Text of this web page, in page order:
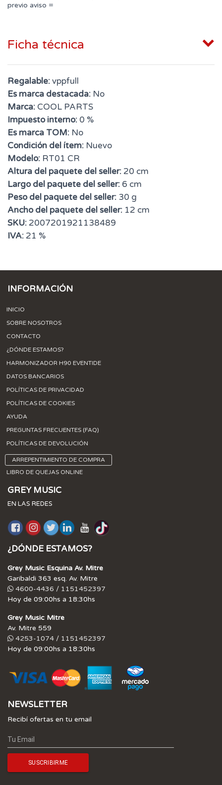
previo aviso =
Ficha técnica
Regalable:vppfull
Es marca destacada: No
Marca: COOL PARTS
Impuesto interno: 0 %
Es marca TOM: No
Condición del ítem: Nuevo
Modelo: RT01 CR
Altura del paquete del seller: 20 cm
Largo del paquete del seller: 6 cm
Peso del paquete del seller: 30 g
Ancho del paquete del seller: 12 cm
SKU: 2007201921138489
IVA: 21 %
INFORMACIÓN
INICIO
SOBRE NOSOTROS
CONTACTO
¿DÓNDE ESTAMOS?
HARMONIZADOR H90 EVENTIDE
DATOS BANCARIOS
POLÍTICAS DE PRIVACIDAD
POLÍTICAS DE COOKIES
AYUDA
PREGUNTAS FRECUENTES (FAQ)
POLÍTICAS DE DEVOLUCIÓN
ARREPENTIMIENTO DE COMPRA
LIBRO DE QUEJAS ONLINE
GREY MUSIC
EN LAS REDES
¿DÓNDE ESTAMOS?
Grey Music Esquina Av. Mitre
Garibaldi 363 esq. Av. Mitre
4600-4436 / 1151452397
Hoy de 09:00hs a 18:30hs
Grey Music Mitre
Av. Mitre 559
4253-1074 / 1151452397
Hoy de 09:00hs a 18:30hs
NEWSLETTER
Recibí ofertas en tu email